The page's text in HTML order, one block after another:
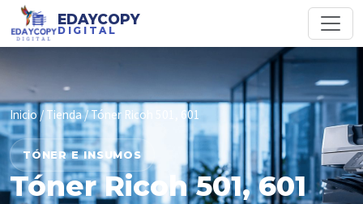
EDAYCOPY
DIGITAL
Inicio/Tienda/ Tóner Ricoh 501, 601
TÓNER E INSUMOS
Tóner Ricoh 501, 601